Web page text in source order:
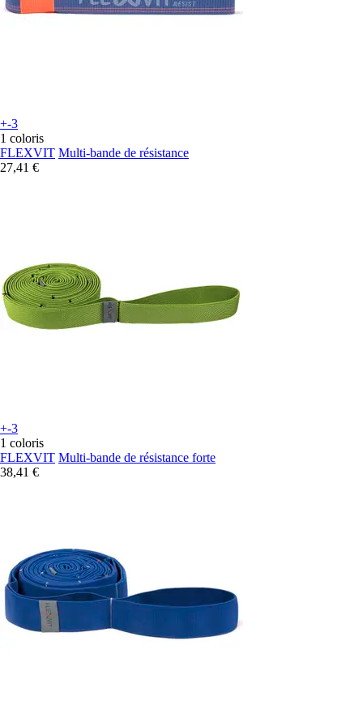
+-3
1 coloris
FLEXVIT Multi-bande de résistance
27,41 €
+-3
1 coloris
FLEXVIT Multi-bande de résistance forte
38,41 €